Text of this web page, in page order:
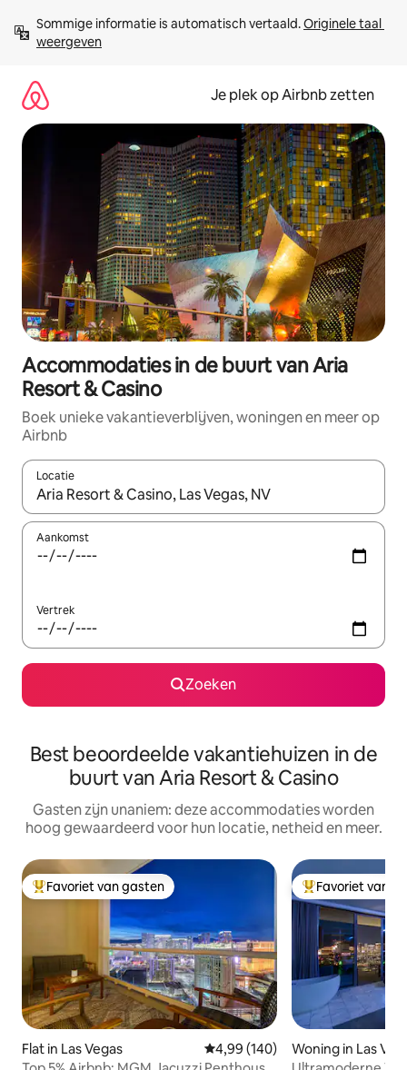
direct
naar
Sommige informatie is automatisch vertaald. Originele taal
weergeven
Je plek op Airbnb zetten
Accommodaties in de buurt van Aria
Resort & Casino
Boek unieke vakantieverblijven, woningen en meer op
Airbnb
Locatie
Wanneer er resultaten beschikbaar zijn, maak je een keuze
Aankomst
Vertrek
Zoeken
Best beoordeelde vakantiehuizen in de
buurt van Aria Resort & Casino
Gasten zijn unaniem: deze accommodaties worden
hoog gewaardeerd voor hun locatie, netheid en meer.
Topfavoriet van gasten
Favoriet van gasten
Flat in Las Vegas Gemiddelde beoordeling van
4,99 (140)
Topfavoriet van
Favoriet van
Woning in Las